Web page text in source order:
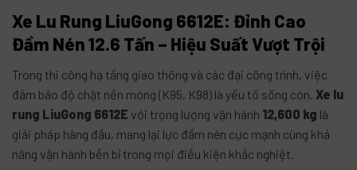
Xe Lu Rung LiuGong 6612E: Đỉnh Cao
Đầm Nén 12.6 Tấn – Hiệu Suất Vượt Trội
Trong thi công hạ tầng giao thông và các đại công trình, việc
đảm bảo độ chặt nền móng (K95, K98) là yếu tố sống còn. Xe lu
rung LiuGong 6612E với trọng lượng vận hành 12,600 kg là
giải pháp hàng đầu, mang lại lực đầm nén cực mạnh cùng khả
năng vận hành bền bỉ trong mọi điều kiện khắc nghiệt.